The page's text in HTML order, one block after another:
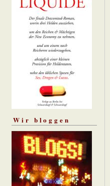
Wir bloggen